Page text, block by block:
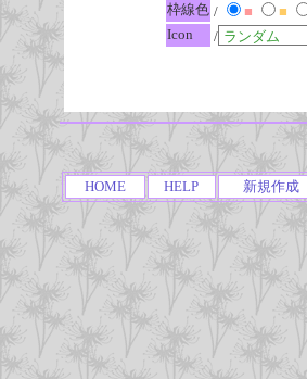
枠線色 / ■ ■
Icon
/
HOME HELP 新規作成